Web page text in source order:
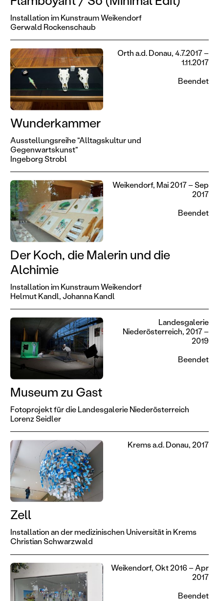
Installation im Kunstraum Weikendorf
Gerwald Rockenschaub
Wunderkammer
Ausstellungsreihe "Alltagskultur und
Gegenwartskunst"
Ingeborg Strobl
Orth a.d. Donau, 4.7.2017 –
1.11.2017
Beendet
Der Koch, die Malerin und die
Alchimie
Installation im Kunstraum Weikendorf
Helmut Kandl,Johanna Kandl
Weikendorf, Mai 2017 – Sep
2017
Beendet
Museum zu Gast
Fotoprojekt für die Landesgalerie Niederösterreich
Lorenz Seidler
Landesgalerie
Niederösterreich, 2017 –
2019
Beendet
Zell
Installation an der medizinischen Universität in Krems
Christian Schwarzwald
Krems a.d. Donau, 2017
Weikendorf, Okt 2016 – Apr
2017
Beendet